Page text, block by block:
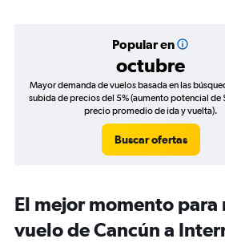
Popular en
octubre
Mayor demanda de vuelos basada en las
subida de precios del 5% (aumento potencial de
precio promedio de ida y vuelta).
Buscar ofertas
El mejor momento para
vuelo de Cancún a